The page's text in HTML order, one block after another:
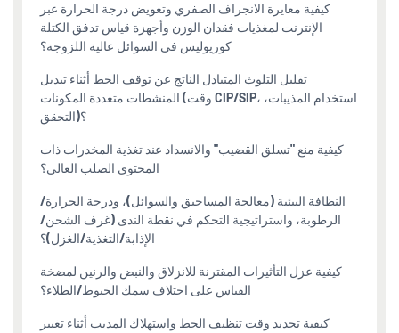
كيفية معايرة الانجراف الصفري وتعويض درجة الحرارة عبر
الإنترنت لمغذيات فقدان الوزن وأجهزة قياس تدفق الكتلة
كوريوليس في السوائل عالية اللزوجة؟
تقليل التلوث المتبادل الناتج عن توقف الخط أثناء تبديل
المنشطات متعددة المكونات (وقت CIP/SIP، استخدام المذيبات،
التحقق)؟
كيفية منع "تسلق القضيب" والانسداد عند تغذية المخدرات ذات
المحتوى الصلب العالي؟
النظافة البيئية (معالجة المساحيق والسوائل)، ودرجة الحرارة/
الرطوبة، واستراتيجية التحكم في نقطة الندى (غرف الشحن/
الإذابة/التغذية/الغزل)؟
كيفية عزل التأثيرات المقترنة للانزلاق والنبض والرنين لمضخة
القياس على اختلاف سمك الخيوط/الطلاء؟
كيفية تحديد وقت تنظيف الخط واستهلاك المذيب أثناء تغيير